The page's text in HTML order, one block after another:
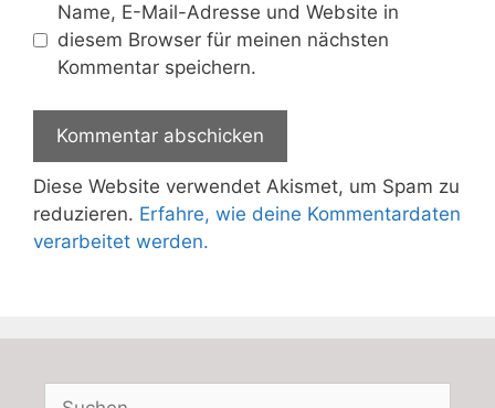
Name, E-Mail-Adresse und Website in
diesem Browser für meinen nächsten
Kommentar speichern.
Diese Website verwendet Akismet, um Spam zu
reduzieren. Erfahre, wie deine Kommentardaten
verarbeitet werden.
Suchen